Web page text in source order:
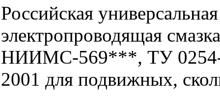
Российская
электропроводящая смазка
НИИМС-569***, ТУ 0254-
2001 для подвижных,